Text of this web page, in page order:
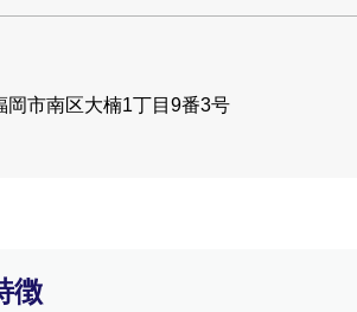
岡市南区大楠1丁目9番3号
徴